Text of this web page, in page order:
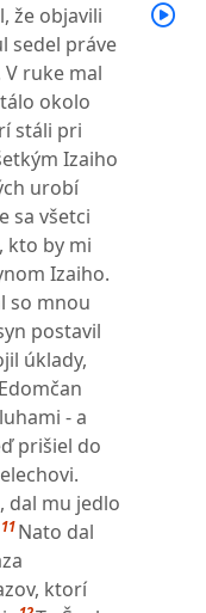
že objavili
sedel práve
ruke mal
okolo
stáli pri
Izaiho
urobí
sa všetci
kto by mi
Izaiho.
so mnou
postavil
úklady,
- a
prišiel do
dal mu jedlo
11 Nato dal
ktorí